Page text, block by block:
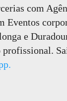
com
Eventos
e
profissional.